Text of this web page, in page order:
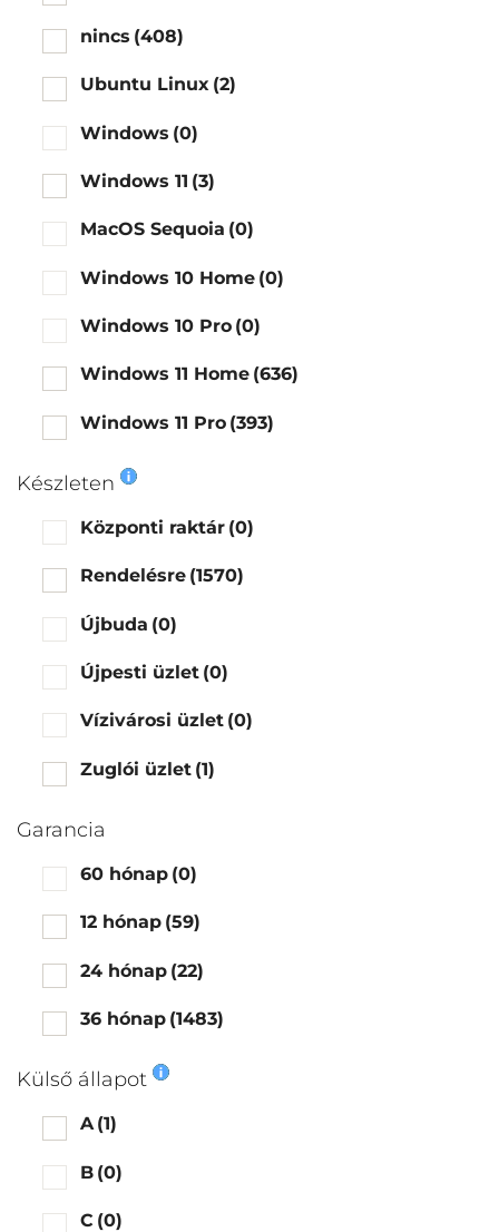
nincs (408)
Ubuntu Linux (2)
Windows (0)
Windows 11 (3)
MacOS Sequoia (0)
Windows 10 Home (0)
Windows 10 Pro (0)
Windows 11 Home (636)
Windows 11 Pro (393)
Készleten
Központi raktár (0)
Rendelésre (1570)
Újbuda (0)
Újpesti üzlet (0)
Vízivárosi üzlet (0)
Zuglói üzlet (1)
Garancia
60 hónap (0)
12 hónap (59)
24 hónap (22)
36 hónap (1483)
Külső állapot
A (1)
B (0)
C (0)